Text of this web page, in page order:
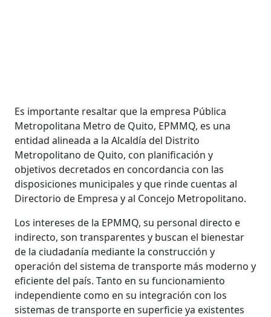
Es importante resaltar que la empresa Pública
Metropolitana Metro de Quito, EPMMQ, es una
entidad alineada a la Alcaldía del Distrito
Metropolitano de Quito, con planificación y
objetivos decretados en concordancia con las
disposiciones municipales y que rinde cuentas al
Directorio de Empresa y al Concejo Metropolitano.
Los intereses de la EPMMQ, su personal directo e
indirecto, son transparentes y buscan el bienestar
de la ciudadanía mediante la construcción y
operación del sistema de transporte más moderno y
eficiente del país. Tanto en su funcionamiento
independiente como en su integración con los
sistemas de transporte en superficie ya existentes